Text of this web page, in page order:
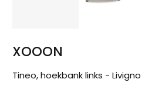
XOOON
Tineo, hoekbank links - Livigno